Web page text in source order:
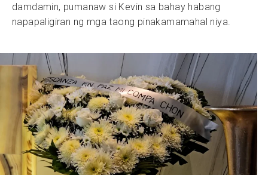
damdamin, pumanaw si Kevin sa bahay habang
napapaligiran ng mga taong pinakamamahal niya.